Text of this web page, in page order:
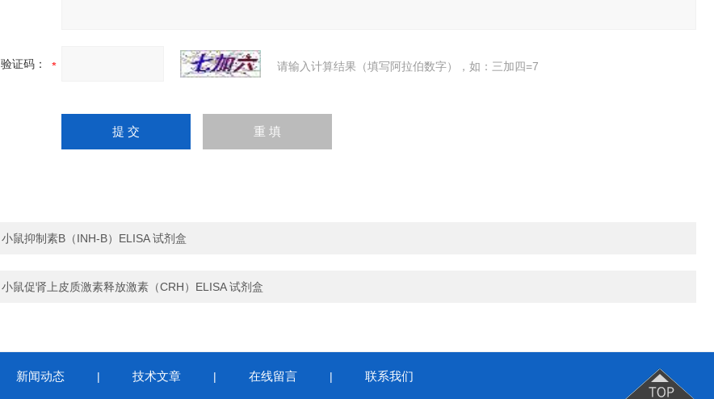
验证码： 请输入计算结果（填写阿拉伯数字），如：三加四=7
小鼠抑制素B（INH-B）ELISA 试剂盒
小鼠促肾上皮质激素释放激素（CRH）ELISA 试剂盒
新闻动态 | 技术文章 | 在线留言 | 联系我们